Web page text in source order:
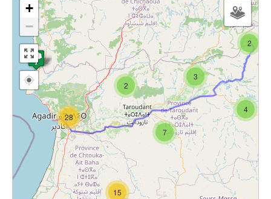
2
3
2
15
28
4
7
+
−